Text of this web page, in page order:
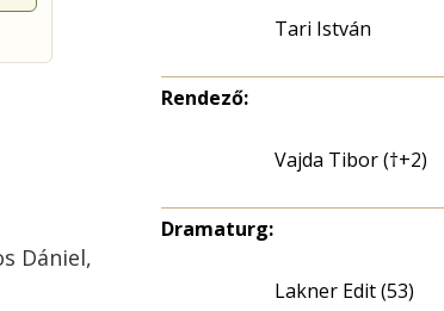
Dániel,
Tari István
Rendező:
Vajda Tibor (†+2)
Dramaturg:
Lakner Edit (53)